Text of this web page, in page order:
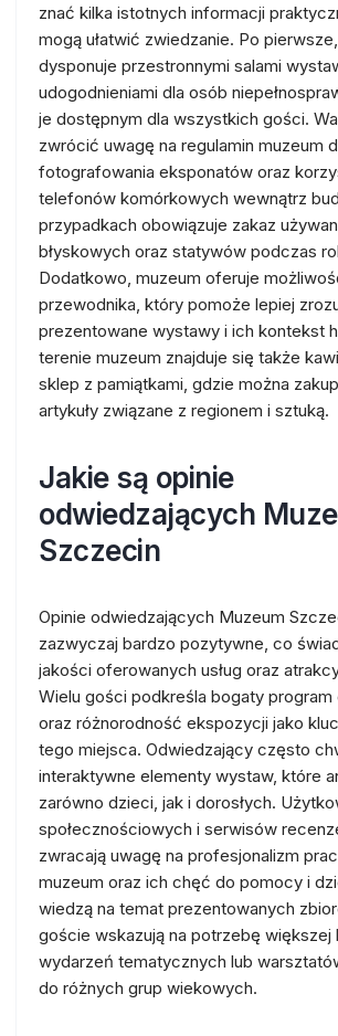
znać kilka istotnych informacji
mogą ułatwić zwiedzanie. Po
dysponuje przestronnymi salami
udogodnieniami dla osób
je dostępnym dla wszystkich gości.
zwrócić uwagę na regulamin muzeum
fotografowania eksponatów oraz
telefonów komórkowych wewnątrz
przypadkach obowiązuje zakaz
błyskowych oraz statywów podczas
Dodatkowo, muzeum oferuje
przewodnika, który pomoże lepiej
prezentowane wystawy i ich kontekst
terenie muzeum znajduje się także
sklep z pamiątkami, gdzie można
artykuły związane z regionem i sztuką.
Jakie są opinie
odwiedzających
Szczecin
Opinie odwiedzających Muzeum
zazwyczaj bardzo pozytywne, co
jakości oferowanych usług oraz
Wielu gości podkreśla bogaty program
oraz różnorodność ekspozycji jako
tego miejsca. Odwiedzający często
interaktywne elementy wystaw, które
zarówno dzieci, jak i dorosłych.
społecznościowych i serwisów
zwracają uwagę na profesjonalizm
muzeum oraz ich chęć do pomocy i
wiedzą na temat prezentowanych
goście wskazują na potrzebę większej
wydarzeń tematycznych lub
do różnych grup wiekowych.